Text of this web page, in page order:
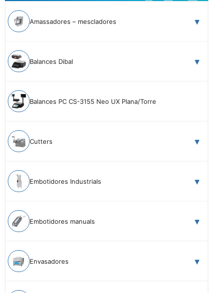
Amassadores – mescladores
Balances Dibal
Balances PC CS-3155 Neo UX Plana/Torre
Cutters
Embotidores Industrials
Embotidores manuals
Envasadores